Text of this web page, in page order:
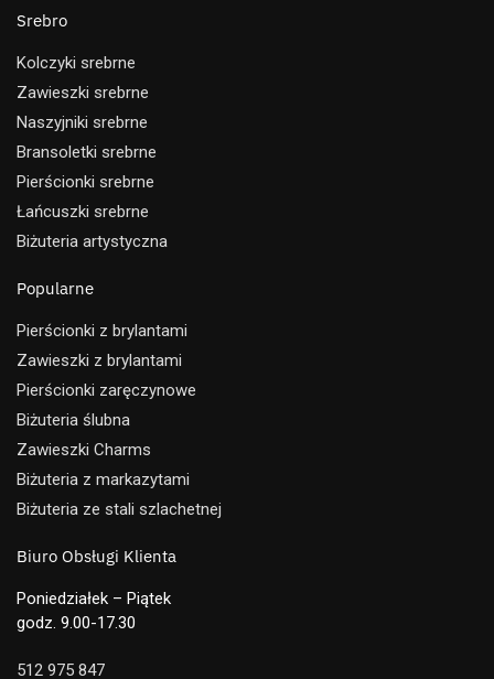
Srebro
Kolczyki srebrne
Zawieszki srebrne
Naszyjniki srebrne
Bransoletki srebrne
Pierścionki srebrne
Łańcuszki srebrne
Biżuteria artystyczna
Popularne
Pierścionki z brylantami
Zawieszki z brylantami
Pierścionki zaręczynowe
Biżuteria ślubna
Zawieszki Charms
Biżuteria z markazytami
Biżuteria ze stali szlachetnej
Biuro Obsługi Klienta
Poniedziałek – Piątek
godz. 9.00-17.30
512 975 847